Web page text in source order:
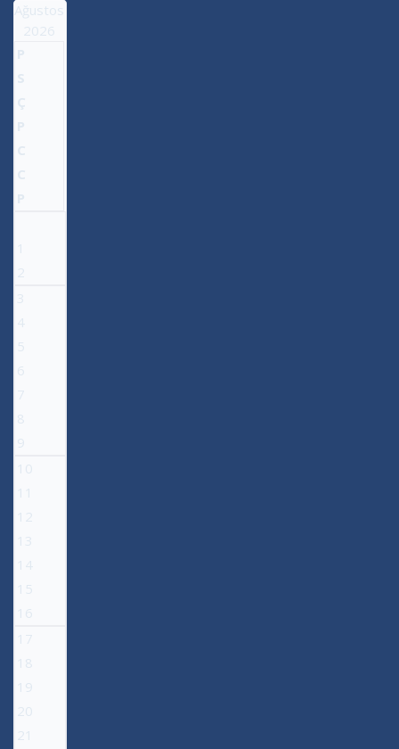
Ağustos
2026
P
S
Ç
P
C
C
P
1
2
3
4
5
6
7
8
9
10
11
12
13
14
15
16
17
18
19
20
21